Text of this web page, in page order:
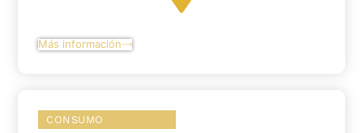
Más información
CONSUMO